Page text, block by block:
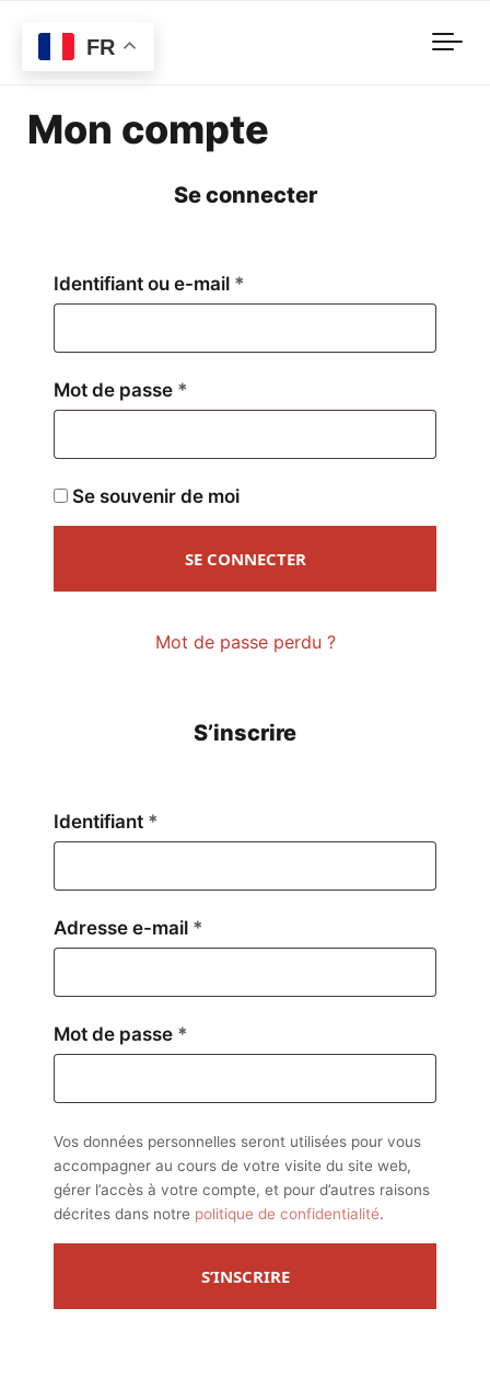
Mon compte
Se connecter
Identifiant ou e-mail *
Mot de passe *
Se souvenir de moi
SE CONNECTER
Mot de passe perdu ?
S’inscrire
Identifiant *
Adresse e-mail *
Mot de passe *
Vos données personnelles seront utilisées pour vous
accompagner au cours de votre visite du site web,
gérer l’accès à votre compte, et pour d’autres raisons
décrites dans notre politique de confidentialité.
S’INSCRIRE
FR